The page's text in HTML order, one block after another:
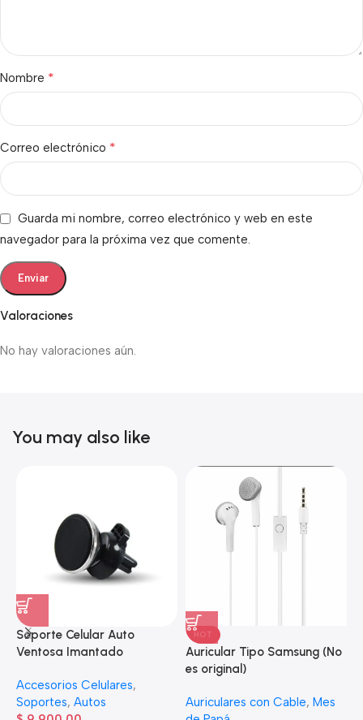
Valoraciones
No hay valoraciones aún.
Nombre *
Correo electrónico *
Guarda mi nombre, correo electrónico y web en este
navegador para la próxima vez que comente.
You may also like
Soporte Celular Auto
Ventosa Imantado
Accesorios Celulares,
Soportes, Autos
HOT
Auricular Tipo Samsung (No
es original)
Auriculares con Cable, Mes